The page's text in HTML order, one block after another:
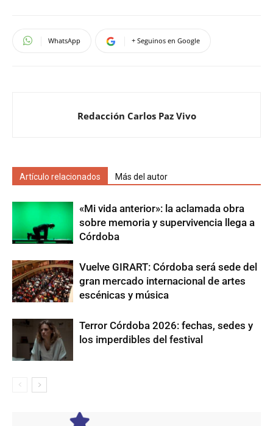
WhatsApp + Seguinos en Google
Redacción Carlos Paz Vivo
Artículo relacionados Más del autor
«Mi vida anterior»: la aclamada obra
sobre memoria y supervivencia llega a
Córdoba
Vuelve GIRART: Córdoba será sede del
gran mercado internacional de artes
escénicas y música
Terror Córdoba 2026: fechas, sedes y
los imperdibles del festival